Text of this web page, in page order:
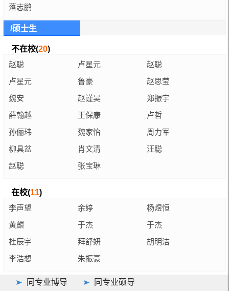
落志鹏
/硕士生
不在校(20)
赵聪
卢星元
赵聪
卢星元
鲁豪
赵思莹
魏安
赵谨昊
郑振宇
薛翰越
王保康
卢哲
孙俪玮
魏家怡
周力军
柳具盆
肖文清
汪聪
赵聪
张宝琳
在校(11)
李声望
余婷
杨煜恒
黄麟
于杰
于杰
杜辰宇
拜舒妍
胡明洁
李浩想
朱振豪
同专业博导 同专业硕导